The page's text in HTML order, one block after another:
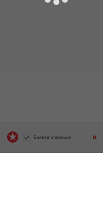
Боевая операция